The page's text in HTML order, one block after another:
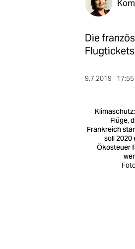
Die
9.7.2019
Flüge,
Frankreich
soll 2020
Ökosteuer